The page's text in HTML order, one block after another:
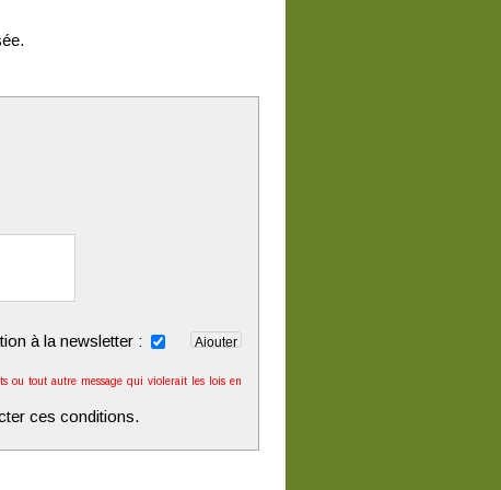
à la newsletter :
ou tout autre message qui violerait les lois en
ces conditions.